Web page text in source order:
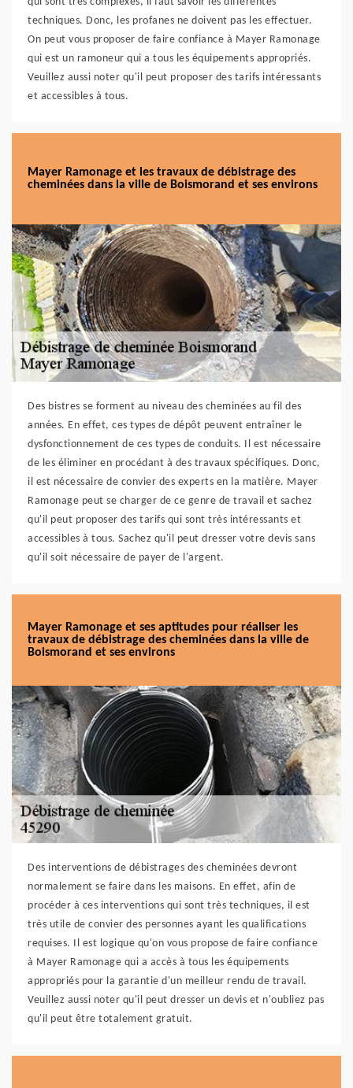
techniques. Donc, les profanes ne doivent pas les effectuer.
On peut vous proposer de faire confiance à Mayer Ramonage
qui est un ramoneur qui a tous les équipements appropriés.
Veuillez aussi noter qu'il peut proposer des tarifs intéressants
et accessibles à tous.
Mayer Ramonage et les travaux de débistrage des
cheminées dans la ville de Boismorand et ses environs
Des bistres se forment au niveau des cheminées au fil des
années. En effet, ces types de dépôt peuvent entraîner le
dysfonctionnement de ces types de conduits. Il est nécessaire
de les éliminer en procédant à des travaux spécifiques. Donc,
il est nécessaire de convier des experts en la matière. Mayer
Ramonage peut se charger de ce genre de travail et sachez
qu'il peut proposer des tarifs qui sont très intéressants et
accessibles à tous. Sachez qu'il peut dresser votre devis sans
qu'il soit nécessaire de payer de l'argent.
Mayer Ramonage et ses aptitudes pour réaliser les
travaux de débistrage des cheminées dans la ville de
Boismorand et ses environs
Des interventions de débistrages des cheminées devront
normalement se faire dans les maisons. En effet, afin de
procéder à ces interventions qui sont très techniques, il est
très utile de convier des personnes ayant les qualifications
requises. Il est logique qu'on vous propose de faire confiance
à Mayer Ramonage qui a accès à tous les équipements
appropriés pour la garantie d'un meilleur rendu de travail.
Veuillez aussi noter qu'il peut dresser un devis et n'oubliez pas
qu'il peut être totalement gratuit.